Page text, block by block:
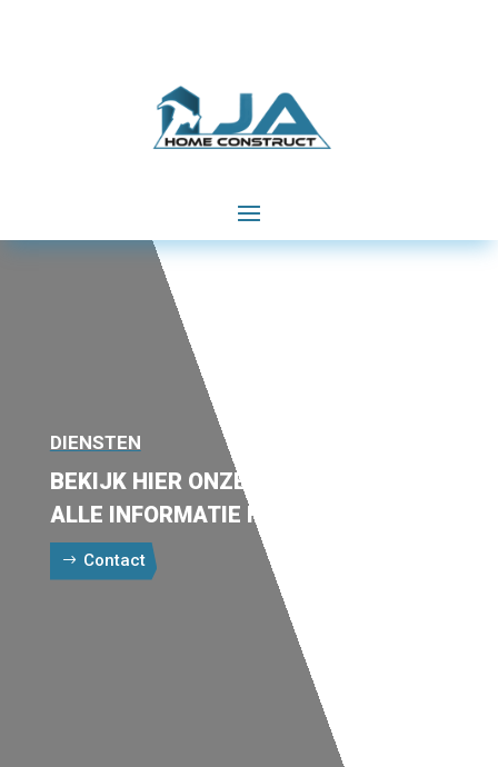
DIENSTEN
BEKIJK HIER ONZE DIENSTEN EN
ALLE INFORMATIE HIEROMTRENT
Contact